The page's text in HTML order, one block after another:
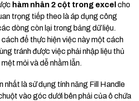
hàm nhân 2 cột trong excel cho
trọng tiếp theo là áp dụng công
dòng còn lại trong bảng dữ liệu.
để thực hiện việc này một cách
tránh được việc phải nhập liệu thủ
mỏi và dễ nhầm lẫn.
nhất là sử dụng tính năng Fill Handle
vào góc dưới bên phải của ô chứa